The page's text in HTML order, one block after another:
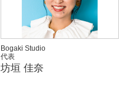
Bogaki Studio
代表
坊垣 佳奈